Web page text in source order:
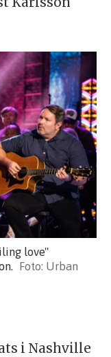
love"
Urban
i Nashville